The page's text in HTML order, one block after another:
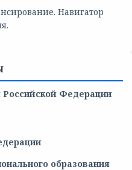
Навигатор
Федерации
образования